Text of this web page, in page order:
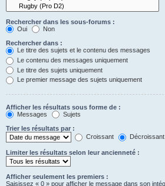
Rechercher dans les sous-forums :
Oui
Non
Rechercher dans :
Le titre des sujets et le contenu des messages
Le contenu des messages uniquement
Le titre des sujets uniquement
Le premier message des sujets uniquement
Afficher les résultats sous forme de :
Messages
Sujets
Trier les résultats par :
Croissant
Décroissant
Limiter les résultats selon leur ancienneté :
Afficher seulement les premiers :
Saisissez « 0 » pour afficher le message dans son